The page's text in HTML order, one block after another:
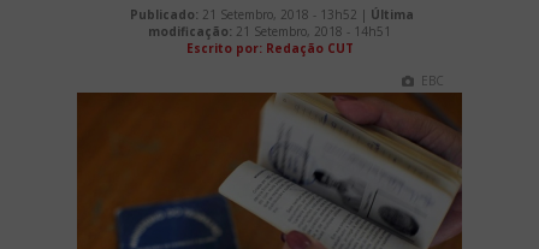
Publicado: 21 Setembro, 2018 - 13h52 | Última
modificação: 21 Setembro, 2018 - 14h51
Escrito por: Redação CUT
EBC